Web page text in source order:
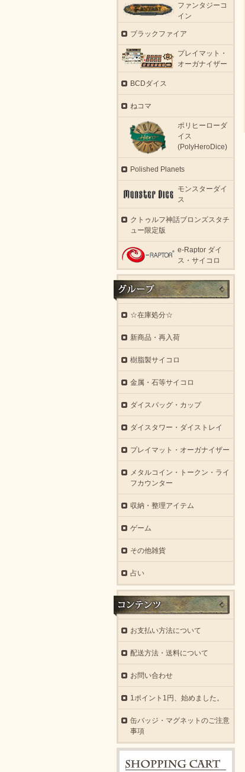
ファンタジーコ
イン
ブラックファイア
プレイマット・
オーガナイザー
BCDダイス
ねコマ
ポリヒーローダ
イス
(PolyHeroDice)
Polished Planets
モンスターダイ
ス
クトゥルフ神話ブロンズスタチ
ュー限定版
e-Raptor ダイ
ス・サイコロ
☆在庫処分☆
新商品・再入荷
樹脂製サイコロ
金属・石等サイコロ
ダイスバッグ・カップ
ダイスタワー・ダイストレイ
プレイマット・オーガナイザー
メタルコイン・トークン・ライ
フカウンター
収納・整理アイテム
ゲーム
その他雑貨
占い
お支払い方法について
配送方法・送料について
お問い合わせ
1ポイント1円、始めました。
缶バッジ・マグネットのご注意
事項